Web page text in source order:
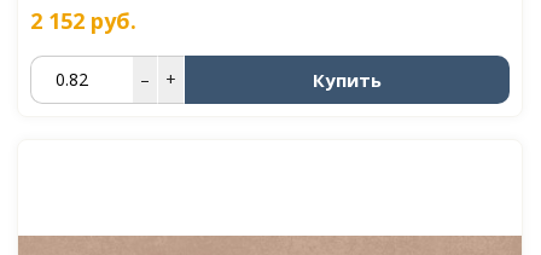
2 152 руб.
– + Купить